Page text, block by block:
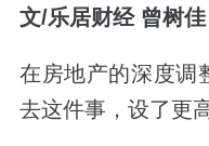
文/乐居财经 曾树佳
在房地产的深度调
去这件事，设了更